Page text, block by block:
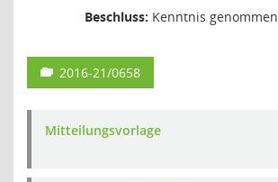
Beschluss: Kenntnis genommen
2016-21/0658
Mitteilungsvorlage